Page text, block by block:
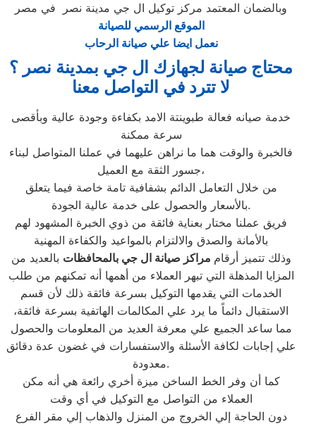
وبالضمان المعتمد مركز توكيل ال جي مدينة نصر في مصر
الموقع الرسمي للصيانة
نعمل ايضا علي صيانة الرحاب
محتاج صيانة لجهازك ال جي بمدينة نصر ؟
لا تترد في التواصل معنا
خدمة صيانه فعالة طبوينتة الامد بكفاءة وجودة عالية وبأقصى
سرعة ممكنة
فالخبرة والوقت هما ما نراهن عليهما في عملنا المتواصل لبناء
جسور الثقة مع العميل،
من خلال التعامل الدائم بشفافية تامة خاصة فيما يتعلق
بالأسعار والحصول على خدمة عالية الجودة.
فريق عملنا مختار بعناية فائقة من ذوي الخبرة المشهود لهم
بالأمانة والصدق والالتزام بالمواعيد والكفاءة المهنية
وذلك تتميز أرقام مراكز صيانة ال جي بالمحافظات بالعديد من
المزايا المذهلة التي تبهر العملاء من أهمها أنه تمكنهم من طلب
الخدمات التي يقدمها التوكيل بسرعة فائقة ذلك لأن قسم
الاستقبال دائماً ما يرد علي المكالمات الهاتفية بسرعة فائقة،
مما ساعد الجميع علي معرفة العديد من المعلومات والحصول
علي إجابات لكافة الأسئلة والاستفسارات في غضون عدة دقائق
معدودة.
كما أن وفر الخط الساخن ميزة أخري رائعة هي أنه مكن
العملاء من التواصل مع التوكيل في أي وقت
دون الحاجة إلي الخروج من المنزل والذهاب إلي مقر الفرع